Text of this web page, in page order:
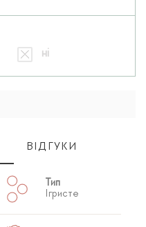
ні
ВІДГУКИ
Тип
Ігристе